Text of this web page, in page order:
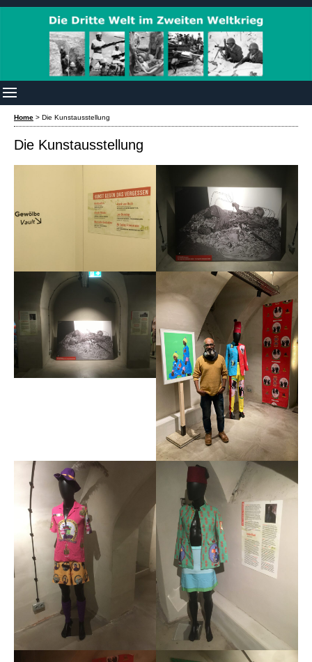
Home > Die Kunstausstellung
Die Kunstausstellung